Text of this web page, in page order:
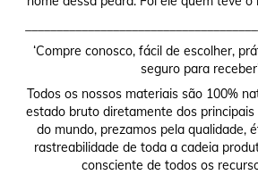
‘Compre conosco, fácil de escolher,
seguro para
Todos os nossos materiais são 100%
estado bruto diretamente dos
do mundo, prezamos pela qualidade,
rastreabilidade de toda a cadeia
consciente de todos os